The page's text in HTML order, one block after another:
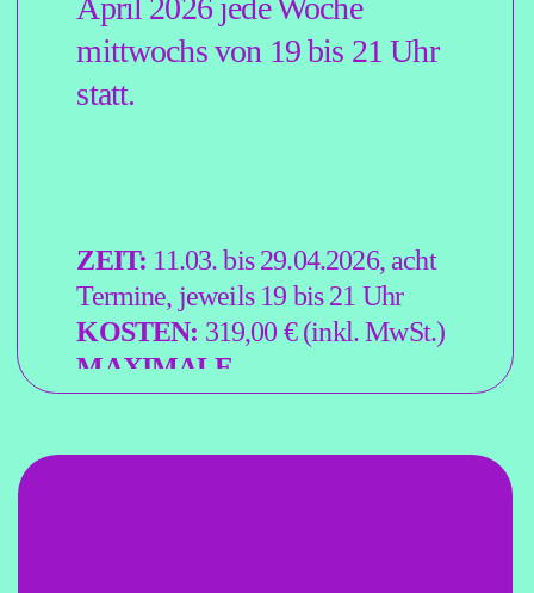
BEWERBU
NG
Bewerbungsbogen aus, diesen
Diesen senden Sie an:
info[at]autorendock.de
Beginn kostenfrei stornieren.